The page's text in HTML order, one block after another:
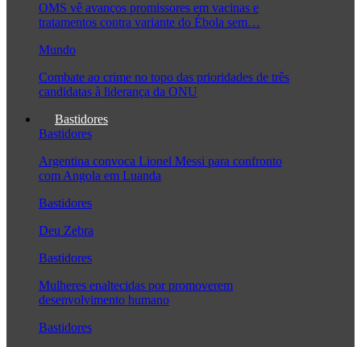
OMS vê avanços promissores em vacinas e
tratamentos contra variante do Ébola sem…
Mundo
Combate ao crime no topo das prioridades de três
candidatas à liderança da ONU
Bastidores
Bastidores
Argentina convoca Lionel Messi para confronto
com Angola em Luanda
Bastidores
Deu Zebra
Bastidores
Mulheres enaltecidas por promoverem
desenvolvimento humano
Bastidores